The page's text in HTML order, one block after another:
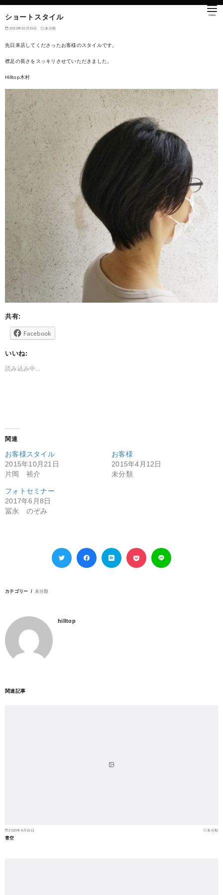
ショートスタイル
2020年10月15日 未分類
先日来店してくださったお客様のスタイルです。
襟足の長さをスッキリさせていただきました。
Hilltop木村
共有:
Facebook
いいね:
読み込み中...
関連
お客様スタイル
2015年10月21日
片岡 裕介
お客様
2015年4月12日
未分類
フォトセミナー
2017年6月8日
冨永 のぞみ
カテゴリー 未分類
hilltop
関連記事
2020年4月16日 未分類
青空